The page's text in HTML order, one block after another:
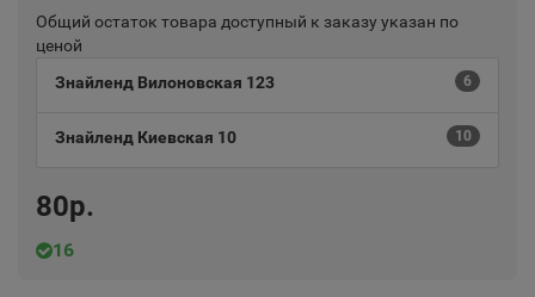
Общий остаток товара доступный к заказу указан по
ценой
Знайленд Вилоновская 123
6
Знайленд Киевская 10 10
80р.
16